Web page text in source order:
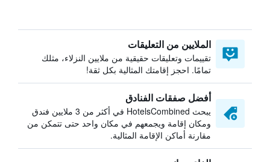
الملايين من التعليقات
تقييمات وتعليقات حقيقية من ملايين النزلاء، مثلك
تمامًا. احجز إقامتك المثالية بكل ثقة!
أفضل صفقات الفنادق
يبحث HotelsCombined في أكثر من 3 ملايين فندق
ومكان إقامة ويجمعهم في مكان واحد حتى تتمكن من
مقارنة أماكن الإقامة المثالية.